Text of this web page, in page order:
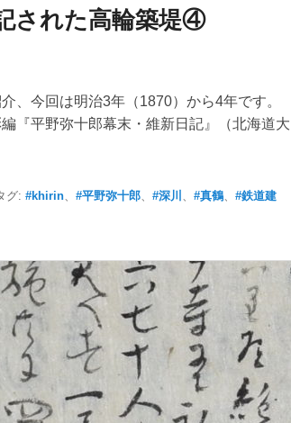
された高輪築堤④
、今回は明治3年（1870）から4年です。
『平野弥十郎幕末・維新日記』（北海道大
グ: #khirin、 #平野弥十郎、 #深川 、 #真鶴、 #鉄道建